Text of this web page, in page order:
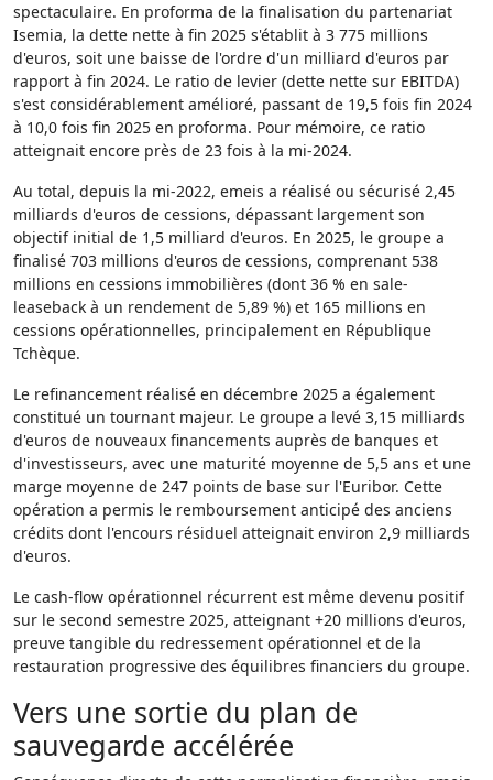
spectaculaire. En proforma de la finalisation du partenariat
Isemia, la dette nette à fin 2025 s'établit à 3 775 millions
d'euros, soit une baisse de l'ordre d'un milliard d'euros par
rapport à fin 2024. Le ratio de levier (dette nette sur EBITDA)
s'est considérablement amélioré, passant de 19,5 fois fin 2024
à 10,0 fois fin 2025 en proforma. Pour mémoire, ce ratio
atteignait encore près de 23 fois à la mi-2024.
Au total, depuis la mi-2022, emeis a réalisé ou sécurisé 2,45
milliards d'euros de cessions, dépassant largement son
objectif initial de 1,5 milliard d'euros. En 2025, le groupe a
finalisé 703 millions d'euros de cessions, comprenant 538
millions en cessions immobilières (dont 36 % en sale-
leaseback à un rendement de 5,89 %) et 165 millions en
cessions opérationnelles, principalement en République
Tchèque.
Le refinancement réalisé en décembre 2025 a également
constitué un tournant majeur. Le groupe a levé 3,15 milliards
d'euros de nouveaux financements auprès de banques et
d'investisseurs, avec une maturité moyenne de 5,5 ans et une
marge moyenne de 247 points de base sur l'Euribor. Cette
opération a permis le remboursement anticipé des anciens
crédits dont l'encours résiduel atteignait environ 2,9 milliards
d'euros.
Le cash-flow opérationnel récurrent est même devenu positif
sur le second semestre 2025, atteignant +20 millions d'euros,
preuve tangible du redressement opérationnel et de la
restauration progressive des équilibres financiers du groupe.
Vers une sortie du plan de
sauvegarde accélérée